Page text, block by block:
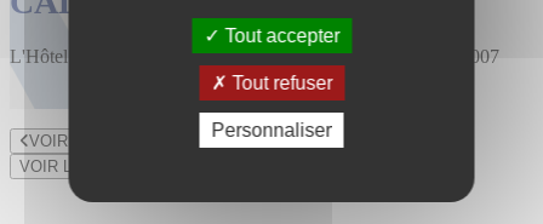
L'Hôtel des Ventes est installé au 47 rue du Bourny depuis 2007
VOIR LE LOT PRÉCÉDENT
VOIR LE LOT SUIVANT
Tout accepter
Tout refuser
Personnaliser